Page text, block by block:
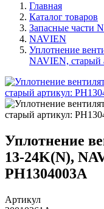
Главная
Каталог товаров
Запасные части
NAVIEN
Уплотнение
NAVIEN, старый
Уплотнение
13-24K(N),
PH1304003A
Артикул